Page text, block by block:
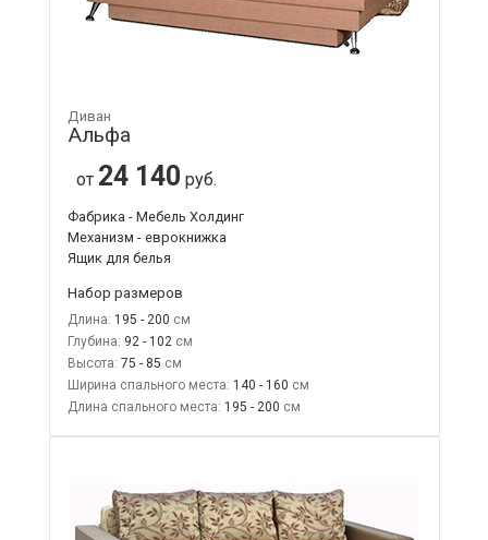
Диван
Альфа
от 24 140 руб.
Фабрика - Мебель Холдинг
Механизм - еврокнижка
Ящик для белья
Набор размеров
Длина: 195 - 200
Глубина: 92 - 102
Высота: 75 - 85
Ширина спального места: 140 - 160
Длина спального места: 195 - 200